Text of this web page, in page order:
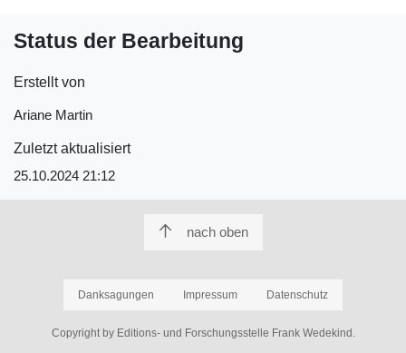
Status der Bearbeitung
Erstellt von
Ariane Martin
Zuletzt aktualisiert
25.10.2024 21:12
nach oben
Danksagungen Impressum Datenschutz
Copyright by Editions- und Forschungsstelle Frank Wedekind.